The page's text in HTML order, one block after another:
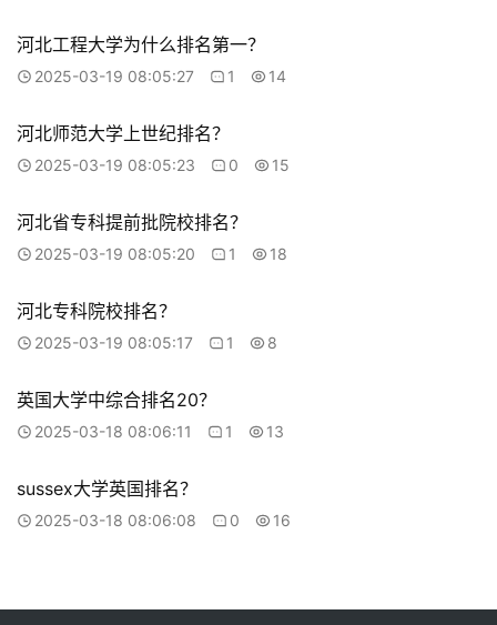
河北工程大学为什么排名第一？
2025-03-19 08:05:27 1 14
河北师范大学上世纪排名？
2025-03-19 08:05:23 0 15
河北省专科提前批院校排名？
2025-03-19 08:05:20 1 18
河北专科院校排名？
2025-03-19 08:05:17 1 8
英国大学中综合排名20？
2025-03-18 08:06:11 1 13
sussex大学英国排名？
2025-03-18 08:06:08 0 16